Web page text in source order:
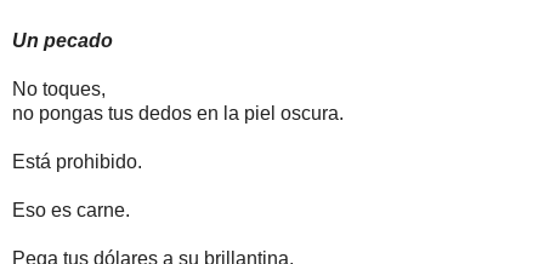
Un pecado
No toques,
no pongas tus dedos en la piel oscura.
Está prohibido.
Eso es carne.
Pega tus dólares a su brillantina,